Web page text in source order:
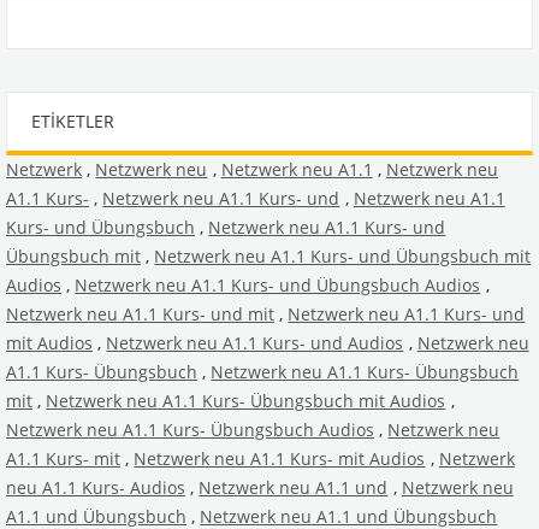
ETIKETLER
Netzwerk , Netzwerk neu , Netzwerk neu A1.1 , Netzwerk neu
A1.1 Kurs- , Netzwerk neu A1.1 Kurs- und , Netzwerk neu A1.1
Kurs- und Übungsbuch , Netzwerk neu A1.1 Kurs- und
Übungsbuch mit , Netzwerk neu A1.1 Kurs- und Übungsbuch mit
Audios , Netzwerk neu A1.1 Kurs- und Übungsbuch Audios ,
Netzwerk neu A1.1 Kurs- und mit , Netzwerk neu A1.1 Kurs- und
mit Audios , Netzwerk neu A1.1 Kurs- und Audios , Netzwerk neu
A1.1 Kurs- Übungsbuch , Netzwerk neu A1.1 Kurs- Übungsbuch
mit , Netzwerk neu A1.1 Kurs- Übungsbuch mit Audios ,
Netzwerk neu A1.1 Kurs- Übungsbuch Audios , Netzwerk neu
A1.1 Kurs- mit , Netzwerk neu A1.1 Kurs- mit Audios , Netzwerk
neu A1.1 Kurs- Audios , Netzwerk neu A1.1 und , Netzwerk neu
A1.1 und Übungsbuch , Netzwerk neu A1.1 und Übungsbuch